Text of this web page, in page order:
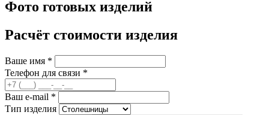
Фото готовых изделий
Расчёт стоимости изделия
Ваше имя *
Телефон для связи *
Ваш e-mail *
Тип изделия